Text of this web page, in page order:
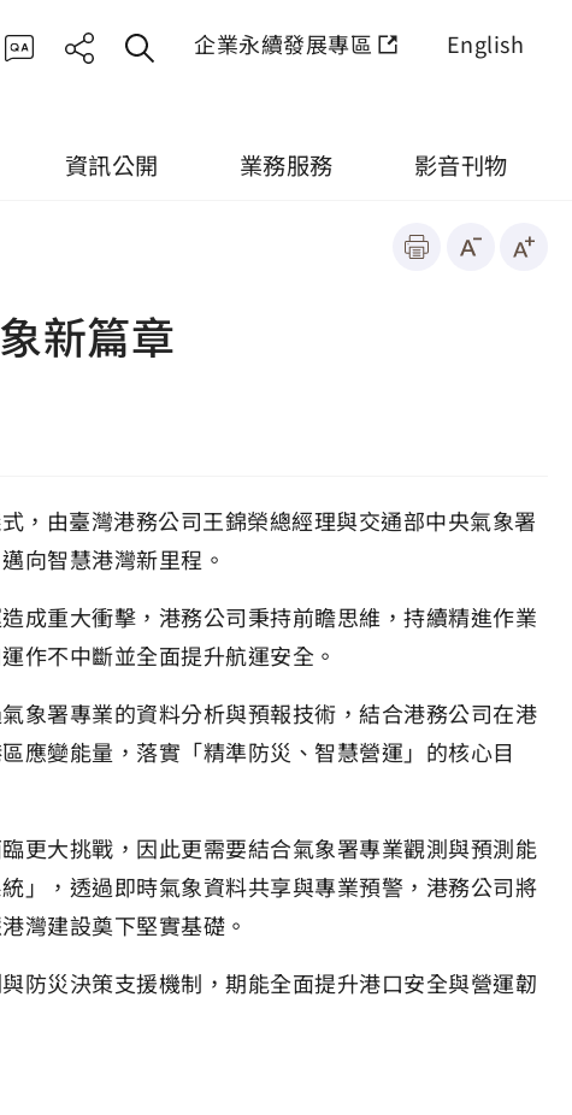
企業永續發展專區 English
資訊公開 業務服務 影音刊物
新篇章
，由臺灣港務公司王錦榮總經理與交通部中央氣象署
向智慧港灣新里程。
成重大衝擊，港務公司秉持前瞻思維，持續精進作業
作不中斷並全面提升航運安全。
象署專業的資料分析與預報技術，結合港務公司在港
應變能量，落實「精準防災、智慧營運」的核心目
更大挑戰，因此更需要結合氣象署專業觀測與預測能
」，透過即時氣象資料共享與專業預警，港務公司將
灣建設奠下堅實基礎。
防災決策支援機制，期能全面提升港口安全與營運韌